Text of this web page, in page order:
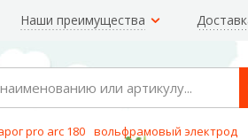
Наши преимущества
pro arc 180 вольфрамовый электрод